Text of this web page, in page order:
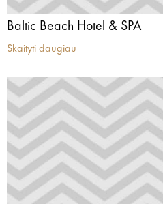
Baltic Beach Hotel & SPA
Skaityti daugiau